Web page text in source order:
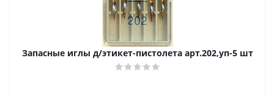
Запасные иглы д/этикет-пистолета арт.202,уп-5 шт